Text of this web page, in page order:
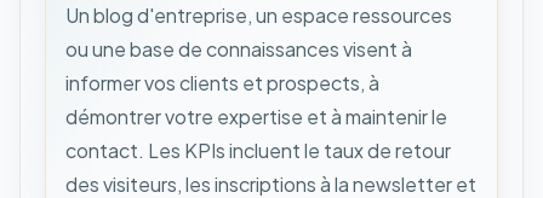
Un blog d'entreprise, un espace ressources
ou une base de connaissances visent à
informer vos clients et prospects, à
démontrer votre expertise et à maintenir le
contact. Les KPIs incluent le taux de retour
des visiteurs, les inscriptions à la newsletter et